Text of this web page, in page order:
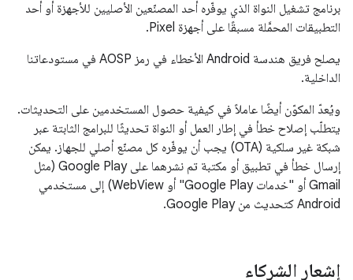
برنامج تشغيل النواة الذي يوفّره أحد المصنّعين الأصليين للأجهزة أو أحد
التطبيقات المحمَّلة مسبقًا على أجهزة Pixel.
يصلح فريق هندسة Android الأخطاء في رمز AOSP في مستودعاتنا
الداخلية.
ويُعدّ المكوّن أيضًا عاملاً في كيفية حصول المستخدمين على التحديثات.
يتطلّب إصلاح خطأ في إطار العمل أو النواة تحديثًا للبرامج الثابتة عبر
شبكة غير سلكية (OTA) يجب أن يوفّره كل مصنّع أصلي للجهاز. يمكن
إرسال خطأ في تطبيق أو مكتبة تم نشرهما على Google Play (مثل
Gmail أو "خدمات Google Play" أو WebView) إلى مستخدمي
Android كتحديث من Google Play.
إشعار الشركاء